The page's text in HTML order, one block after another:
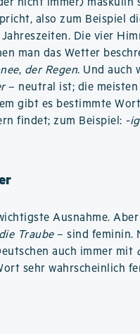
also zum Beispiel
Die vier
man das Wetter
, der Regen. Und auch
– neutral ist; die
gibt es bestimmte
findet; zum Beispiel: -ig
Ausnahme.
die Traube– sind feminin.
auch immer mit
sehr wahrscheinlich